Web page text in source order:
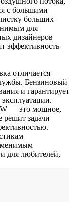
с большими
больших
для
дизайнеров
эффективность
отличается
Бензиновый
и гарантирует
— это мощное,
решит задачи
для любителей,